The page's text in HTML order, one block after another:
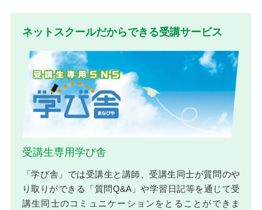
ネットスクールだからできる受講サービス
受講生専用学び舎
「学び舎」では受講生と講師、受講生同士が質問のや
り取りができる「質問Q&A」や学習日記等を通じて受
講生同士のコミュニケーションをとることができま